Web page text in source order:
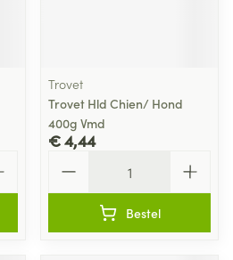
Trovet
Trovet Hld Chien/ Hond
400g Vmd
€ 4,44
Bestel